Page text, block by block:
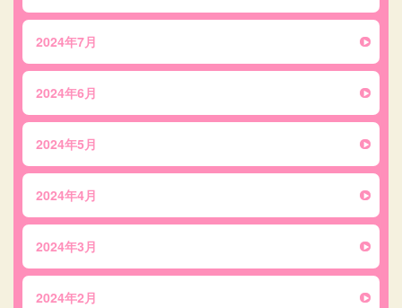
2024年7月
2024年6月
2024年5月
2024年4月
2024年3月
2024年2月